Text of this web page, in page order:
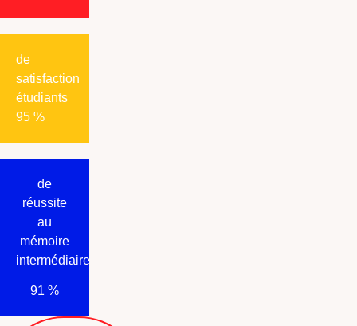
de
satisfaction
étudiants
95 %
de
réussite
au
mémoire
intermédiaire
91 %